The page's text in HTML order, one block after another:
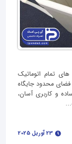
تمام اتوماتیک
فضای محدود جایگاه
و کاربری آسان،